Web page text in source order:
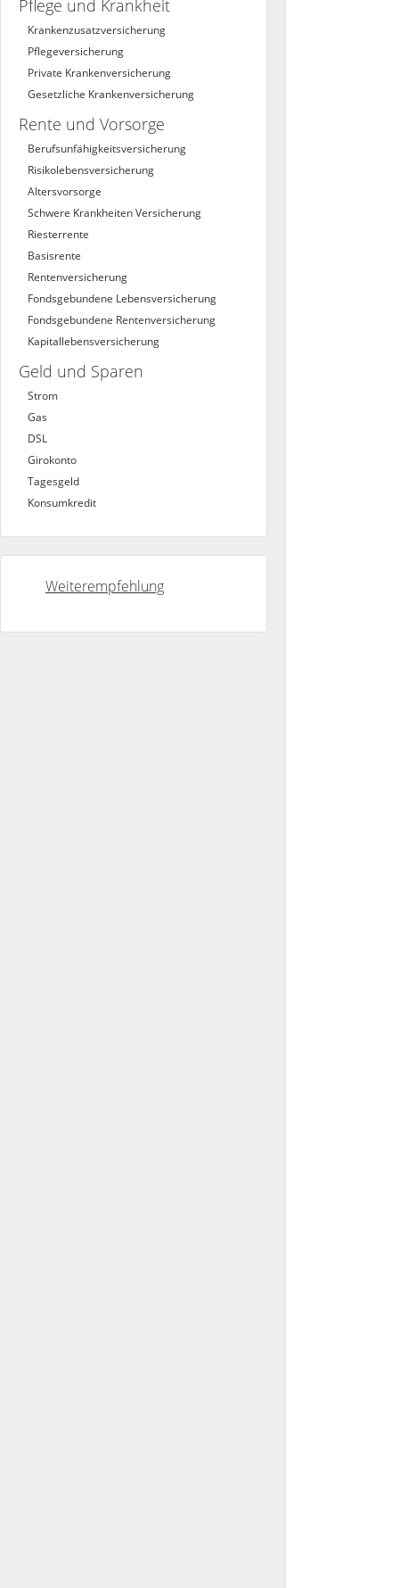
Pflege und Krankheit
Krankenzusatzversicherung
Pflegeversicherung
Private Krankenversicherung
Gesetzliche Krankenversicherung
Rente und Vorsorge
Berufs­unfähigkeitsversicherung
Risikolebensversicherung
Altersvorsorge
Schwere Krankheiten Versicherung
Riesterrente
Basisrente
Rentenversicherung
Fondsgebundene Lebensversicherung
Fondsgebundene Rentenversicherung
Kapitallebensversicherung
Geld und Sparen
Strom
Gas
DSL
Girokonto
Tagesgeld
Konsumkredit
Weiterempfehlung